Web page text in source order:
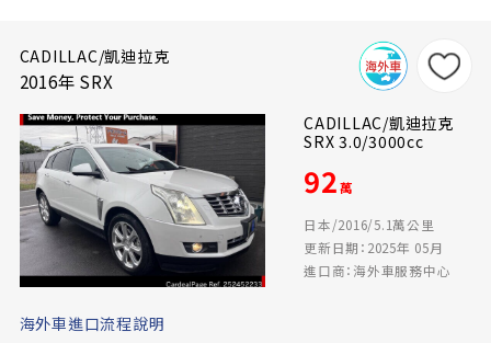
CADILLAC/凱迪拉克
2016年 SRX
CADILLAC/凱迪拉克
SRX 3.0/3000cc
92萬
日本/2016/5.1萬公里
更新日期：2025年 05月
進口商：海外車服務中心
海外車進口流程說明